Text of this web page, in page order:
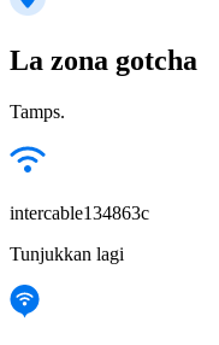
La zona gotcha
Tamps.
intercable134863c
Tunjukkan lagi